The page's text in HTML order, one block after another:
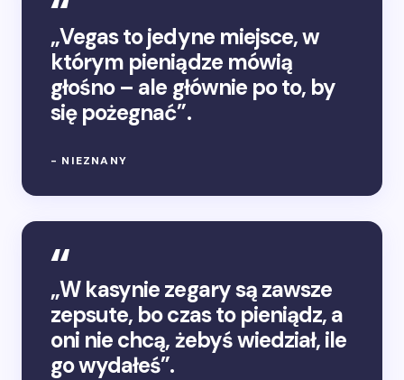
„Vegas to jedyne miejsce, w
którym pieniądze mówią
głośno – ale głównie po to, by
się pożegnać”.
- NIEZNANY
„W kasynie zegary są zawsze
zepsute, bo czas to pieniądz, a
oni nie chcą, żebyś wiedział, ile
go wydałeś”.